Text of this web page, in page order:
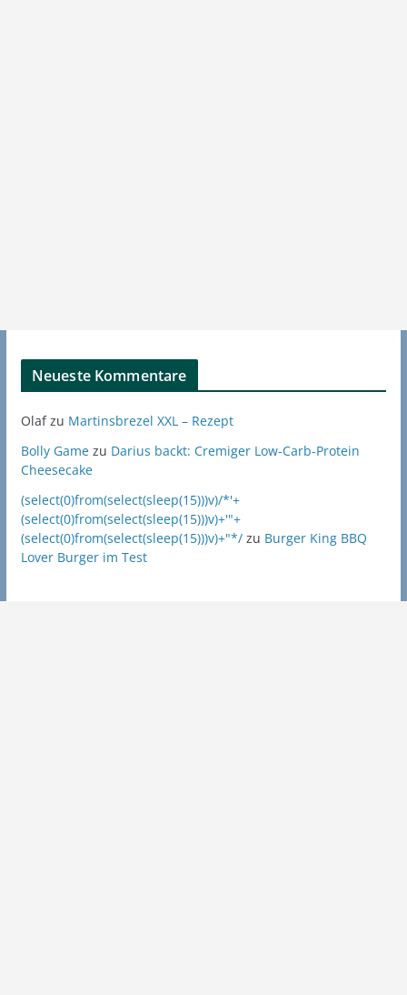
Neueste Kommentare
Olafzu Martinsbrezel XXL – Rezept
Bolly Gamezu Darius backt: Cremiger Low-Carb-Protein
Cheesecake
(select(0)from(select(sleep(15)))v)/*'+
(select(0)from(select(sleep(15)))v)+'"+
(select(0)from(select(sleep(15)))v)+"*/zu Burger King BBQ
Lover Burger im Test